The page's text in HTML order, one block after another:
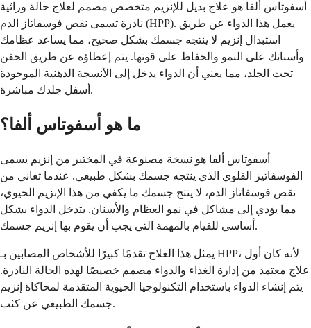
أسفوتاس ألفا هو علاج بديل للإنزيم متخصص مصمم لعلاج حالة وراثية
نادرة تسمى نقص فوسفاتاز الدم (HPP). يعمل هذا الدواء عن طريق
استبدال إنزيم لا ينتجه جسمك بشكل صحيح، مما يساعد عظامك
وأسنانك على النمو والحفاظ على قوتها. يتم إعطاؤه عن طريق الحقن
تحت الجلد، مما يعني أن الدواء يدخل إلى الأنسجة الدهنية الموجودة
أسفل جلدك مباشرة.
ما هو أسفوتاس ألفا؟
أسفوتاس ألفا هو نسخة مصنوعة في المختبر من إنزيم يسمى
الفوسفاتيز القلوي الذي ينتجه جسمك بشكل طبيعي. عندما تعاني من
نقص فوسفاتاز الدم، لا ينتج جسمك ما يكفي من هذا الإنزيم الحيوي،
مما يؤدي إلى مشاكل في نمو العظام والأسنان. يتدخل الدواء بشكل
أساسي للقيام بالمهمة التي يجب أن يقوم بها إنزيم جسمك.
يمثل هذا العلاج تقدمًا كبيرًا للأشخاص المصابين بـ HPP، لأنه كان أول
علاج معتمد من إدارة الغذاء والدواء مصمم خصيصًا لهذه الحالة النادرة.
يتم إنشاء الدواء باستخدام التكنولوجيا الحيوية المتقدمة لمحاكاة إنزيم
جسمك الطبيعي عن كثب.